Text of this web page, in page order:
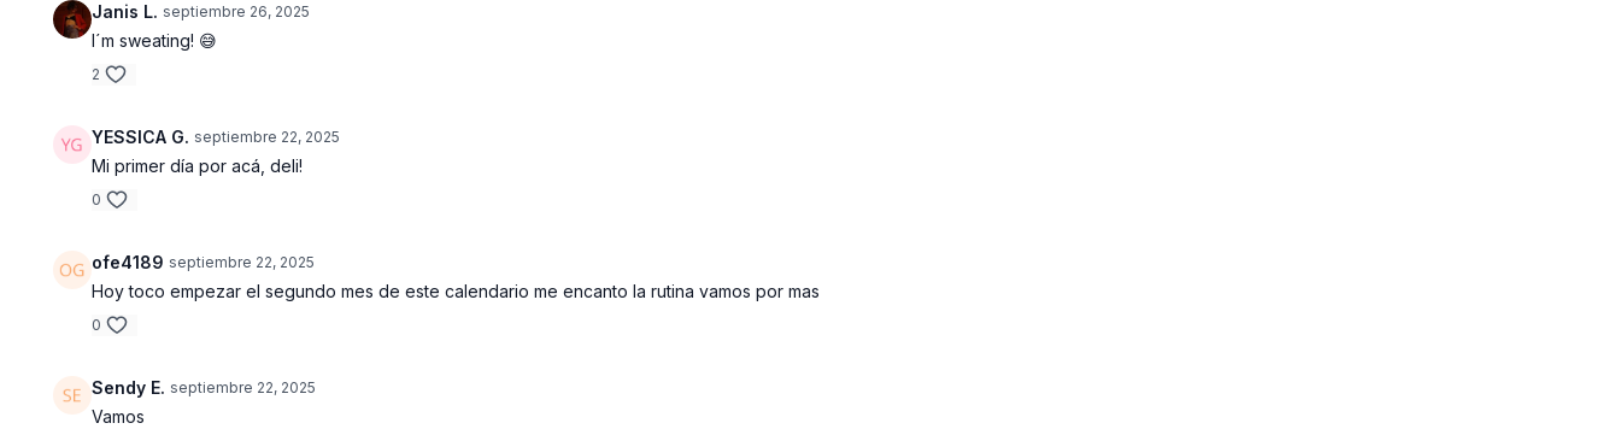
Janis L. septiembre 26, 2025
I´m sweating! 😅
2
YESSICA G. septiembre 22, 2025
Mi primer día por acá, deli!
0
ofe4189 septiembre 22, 2025
Hoy toco empezar el segundo mes de este calendario me encanto la rutina vamos por mas
0
Sendy E. septiembre 22, 2025
Vamos